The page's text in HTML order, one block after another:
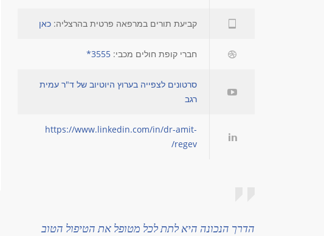
קביעת תורים במרפאה פרטית בהרצליה: כאן
חברי קופת חולים מכבי: 3555*
סרטונים לצפייה בערוץ היוטיוב של ד"ר עמית
רגב
https://www.linkedin.com/in/dr-amit-
regev/
הדרך הנכונה היא לתת לכל מטופל את הטיפול הטוב